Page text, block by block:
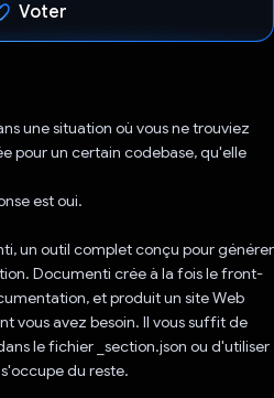
Voter
une situation où vous ne trouviez
pour un certain codebase, qu'elle
est oui.
un outil complet conçu pour générer
Documenti crée à la fois le front-
et produit un site Web
vous avez besoin. Il vous suffit de
le fichier _section.json ou d'utiliser
du reste.